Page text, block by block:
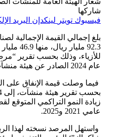
شاركها
فيسبوك تويتر لينكدإن البريد
بلغ إجمالي القيمة الإجمالية
‏‏92.3 مليار
للأزياء، وذلك ‏بحسب تقرير
عام 2024 الصادر عن هيئة منشآت.‏
فيما وصلت قيمة الإنفاق على
عامي 2021 و2025.‏
واستهل المرصد نسخته لهذا